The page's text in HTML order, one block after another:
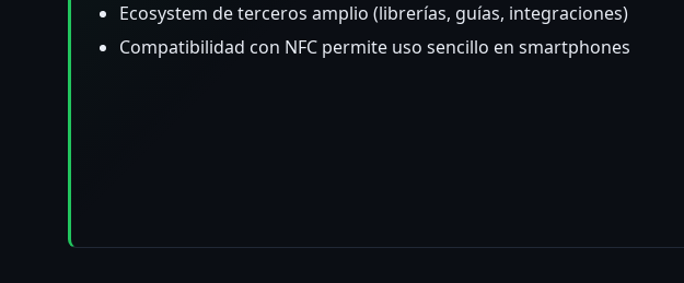
Ecosystem de terceros amplio (librerías, guías, integraciones)
Compatibilidad con NFC permite uso sencillo en smartphones